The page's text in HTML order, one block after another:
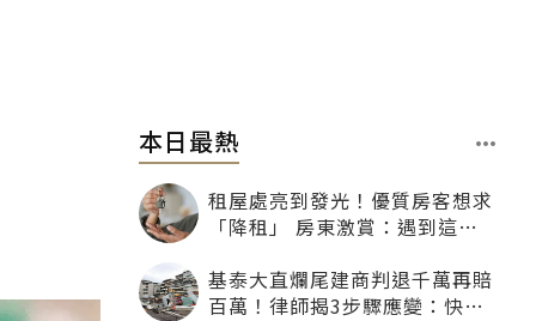
本日最熱
租屋處亮到發光！優質房客想求
「降租」 房東激賞：遇到這種
基泰大直爛尾建商判退千萬再賠
百萬！律師揭3步驟應變：快通